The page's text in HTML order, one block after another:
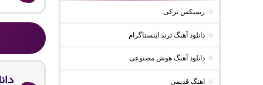
ریمیکس ترکی
دانلود آهنگ ترند اینستاگرام
دانلود آهنگ هوش مصنوعی
اهنگ قدیمی